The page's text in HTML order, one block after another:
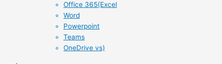
Office 365(Excel
Word
Powerpoint
Teams
OneDrive vs)